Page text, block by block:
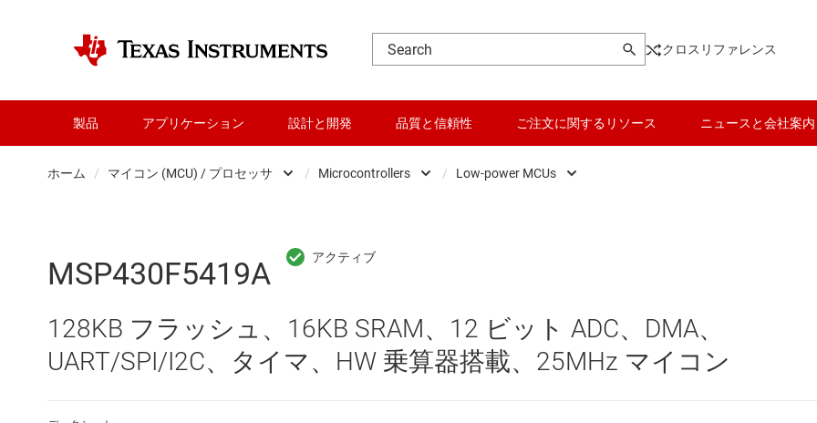
クロスリファレンス
製品 アプリケーション 設計と開発 品質と信頼性 ご注文に関するリソース ニュースと会社案内
ホーム / マイコン (MCU) / プロセッサ
RF とマイクロ波
インターフェイス
オーディオ、ハプティクス、およびピエゾ
マイコン (MCU) / プロセッサ
モータ ドライバ
/ Microcontrollers / Low-power MCUs
リアルタイム モーター制御 / オートメーション
汎用マイコン
MSP430F5419A
128KB フラッシュ、16KB SRAM、12 ビット ADC、DMA、
UART/SPI/I2C、タイマ、HW 乗算器搭載、25MHz マイコン